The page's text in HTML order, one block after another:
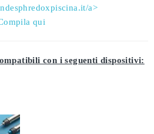
a>
qui
con i seguenti dispositivi: